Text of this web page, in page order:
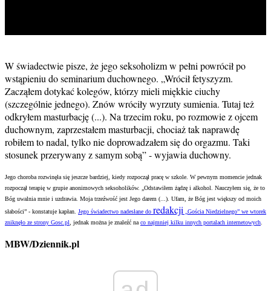
W świadectwie pisze, że jego seksoholizm w pełni powrócił po
wstąpieniu do seminarium duchownego. „Wrócił fetyszyzm.
Zacząłem dotykać kolegów, którzy mieli miękkie ciuchy
(szczególnie jednego). Znów wróciły wyrzuty sumienia. Tutaj też
odkryłem masturbację (...). Na trzecim roku, po rozmowie z ojcem
duchownym, zaprzestałem masturbacji, chociaż tak naprawdę
robiłem to nadal, tylko nie doprowadzałem się do orgazmu. Taki
stosunek przerywany z samym sobą” - wyjawia duchowny.
Jego choroba rozwinęła się jeszcze bardziej, kiedy rozpoczął pracę w szkole. W pewnym momencie jednak
rozpoczął terapię w grupie anonimowych seksoholików. „Odstawiłem żądzę i alkohol. Nauczyłem się, że to
Bóg uwalnia mnie i uzdrawia. Moja trzeźwość jest Jego darem (...). Ufam, że Bóg jest większy od moich
słabości” - konstatuje kapłan. Jego świadectwo nadesłane do redakcji „Gościa Niedzielnego” we wtorek
zniknęło ze strony Gosc.pl, jednak można je znaleźć naco najmniej kilku innych portalach internetowych.
MBW/Dziennik.pl